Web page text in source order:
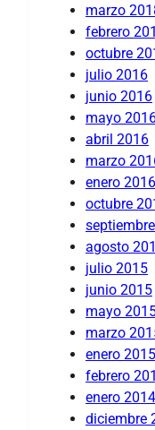
marzo
febrero
octubre
julio 2016
junio 2016
mayo
abril 2016
marzo
enero 2016
octubre
agosto
julio 2015
junio 2015
mayo
marzo
enero 2015
febrero
enero 2014
diciembre